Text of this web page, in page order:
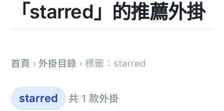
「starred」的推薦外掛
首頁 › 外掛目錄 › 標籤：starred
starred 共 1 款外掛